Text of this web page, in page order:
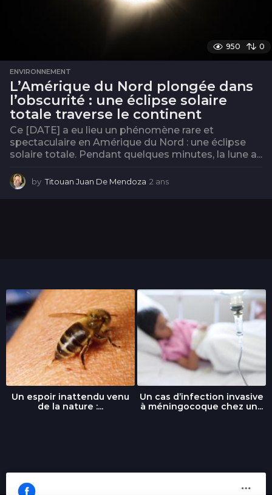
950 0
ENVIRONNEMENT
L’Amérique du Nord plongée dans
l’obscurité : une éclipse solaire
totale traverse le continent
Ce [DATE] a eu lieu un phénomène rare et
spectaculaire en Amérique du Nord : une éclipse
solaire totale. Pendant quelques minutes, la lune a...
by Titouan Juan De Mendoza 2 ans
Un espoir inattendu venu
de la nature :...
Un cas d’infection invasive
à méningocoque chez un...